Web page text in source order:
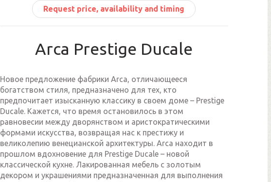
Request price, availability and timing
Arca Prestige Ducale
Новое предложение фабрики Arca, отличающееся
богатством стиля, предназначено для тех, кто
предпочитает изысканную классику в своем доме – Prestige
Ducale. Кажется, что время остановилось в этом
равновесии между дворянством и аристократическими
формами искусства, возвращая нас к престижу и
великолепию венецианской архитектуры. Arca находит в
прошлом вдохновение для Prestige Ducale – новой
классической кухне. Лакированная мебель с золотым
декором и украшениями предназначенная для выполнения